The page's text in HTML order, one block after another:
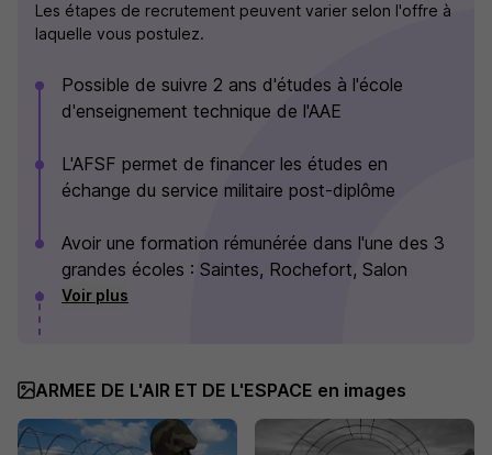
Les étapes de recrutement peuvent varier selon l'offre à
laquelle vous postulez.
Possible de suivre 2 ans d'études à l'école
d'enseignement technique de l'AAE
L'AFSF permet de financer les études en
échange du service militaire post-diplôme
Avoir une formation rémunérée dans l'une des 3
grandes écoles : Saintes, Rochefort, Salon
Voir plus
ARMEE DE L'AIR ET DE L'ESPACE en images